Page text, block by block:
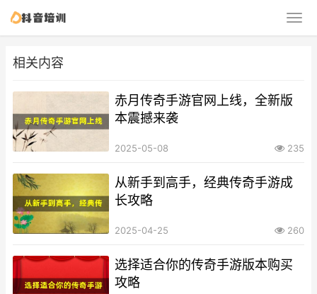
相关内容
赤月传奇手游官网上线，全新版
本震撼来袭
2025-05-08 235
从新手到高手，经典传奇手游成
长攻略
2025-04-25 260
选择适合你的传奇手游版本购买
攻略